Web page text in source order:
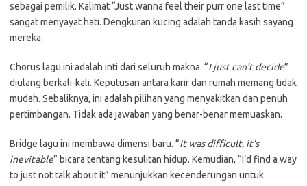
sebagai pemilik. Kalimat “Just wanna feel their purr one last time”
sangat menyayat hati. Dengkuran kucing adalah tanda kasih sayang
mereka.
Chorus lagu ini adalah inti dari seluruh makna. “I just can’t decide”
diulang berkali-kali. Keputusan antara karir dan rumah memang tidak
mudah. Sebaliknya, ini adalah pilihan yang menyakitkan dan penuh
pertimbangan. Tidak ada jawaban yang benar-benar memuaskan.
Bridge lagu ini membawa dimensi baru. “It was difficult, it’s
inevitable” bicara tentang kesulitan hidup. Kemudian, “I’d find a way
to just not talk about it” menunjukkan kecenderungan untuk